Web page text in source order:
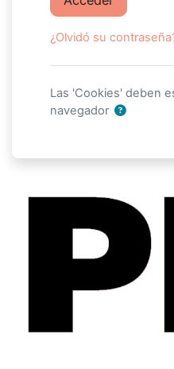
¿Olvidó su
Las 'Cookies' deben
navegador